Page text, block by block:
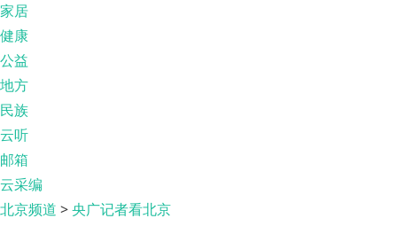
家居
健康
公益
地方
民族
云听
邮箱
云采编
北京频道 >央广记者看北京